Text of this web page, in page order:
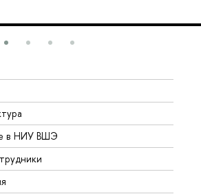
в НИУ ВШЭ